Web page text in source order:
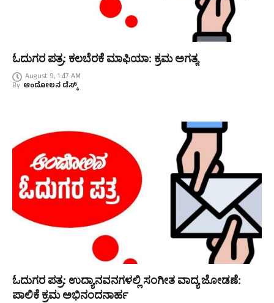
ಓದುಗರ ಪತ್ರ: ಕಲಬೆರಕೆ ಮಾಫಿಯಾ: ಕ್ರಮ ಅಗತ್ಯ
August 9, 1:47 AM
By ಆಂದೋಲನ ಡೆಸ್ಕ್
ಓದುಗರ ಪತ್ರ: ಉದ್ಯಾನವನಗಳಲ್ಲಿ ಸಂಗೀತ ವಾದ್ಯ ಜೋಡಣೆ:
ಪಾಲಿಕೆ ಕ್ರಮ ಅಭಿನಂದನಾರ್ಹ